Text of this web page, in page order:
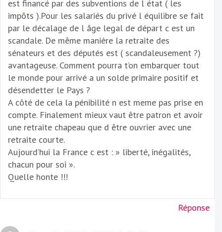
est financé par des subventions de l état ( les
impôts ).Pour les salariés du privé l équilibre se fait
par le décalage de l âge legal de départ c est un
scandale. De même manière la retraite des
sénateurs et des députés est ( scandaleusement ?)
avantageuse. Comment pourra t’on embarquer tout
le monde pour arrivé a un solde primaire positif et
désendetter le Pays ?
A côté de cela la pénibilité n est meme pas prise en
compte. Finalement mieux vaut être patron et avoir
une retraite chapeau que d être ouvrier avec une
retraite courte.
Aujourd’hui la France c est : » liberté, inégalités,
chacun pour soi ».
Quelle honte !!!
Réponse